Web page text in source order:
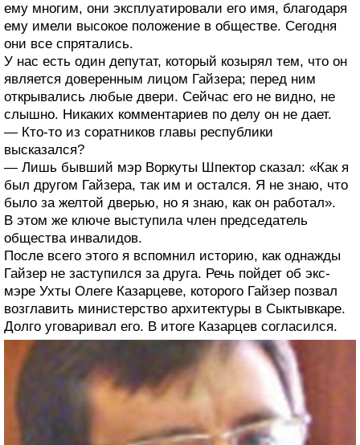
ему многим, они эксплуатировали его имя, благодаря
ему имели высокое положение в обществе. Сегодня
они все спрятались.
У нас есть один депутат, который козырял тем, что он
является доверенным лицом Гайзера; перед ним
открывались любые двери. Сейчас его не видно, не
слышно. Никаких комментариев по делу он не дает.
— Кто-то из соратников главы республики
высказался?
— Лишь бывший мэр Воркуты Шпектор сказал: «Как я
был другом Гайзера, так им и остался. Я не знаю, что
было за желтой дверью, но я знаю, как он работал».
В этом же ключе выступила член председатель
общества инвалидов.
После всего этого я вспомнил историю, как однажды
Гайзер не заступился за друга. Речь пойдет об экс-
мэре Ухты Олеге Казарцеве, которого Гайзер позвал
возглавить министерство архитектуры в Сыктывкаре.
Долго уговаривал его. В итоге Казарцев согласился.